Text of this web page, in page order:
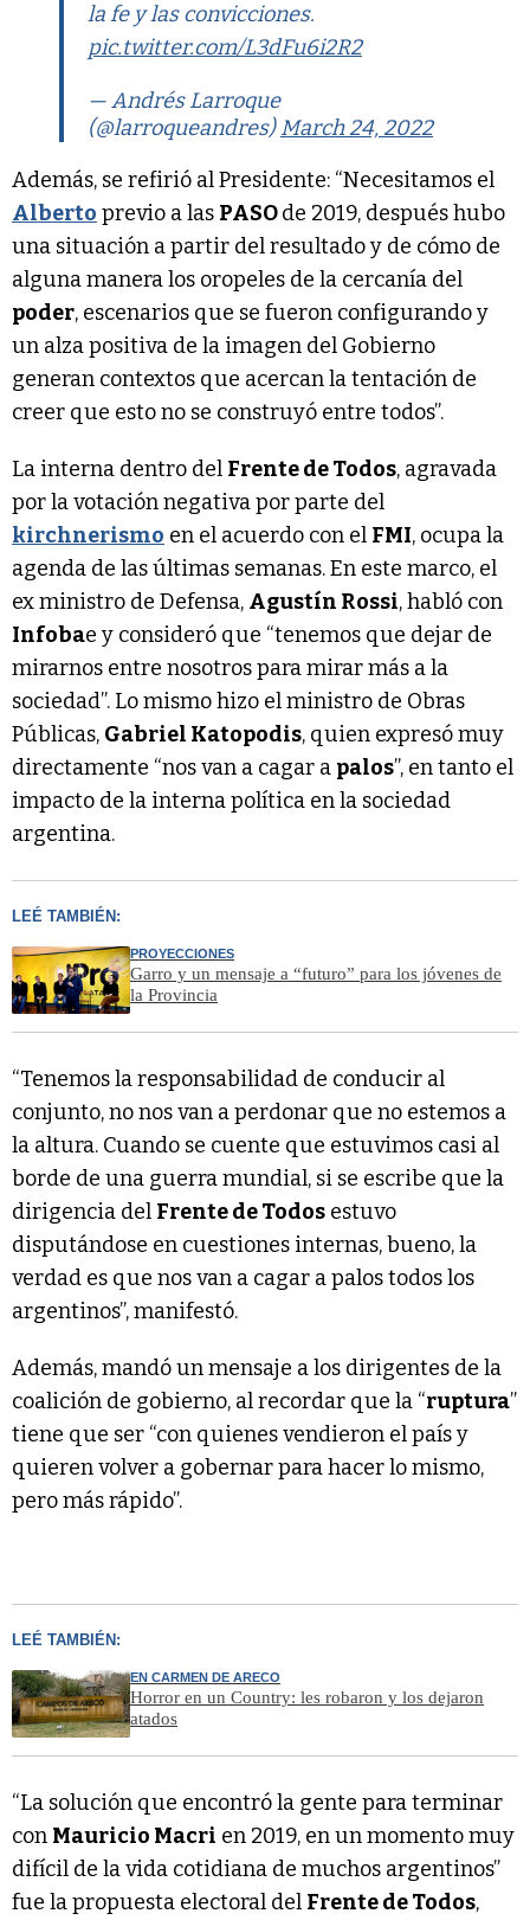
la fe y las convicciones.
pic.twitter.com/L3dFu6i2R2
— Andrés Larroque
(@larroqueandres)March 24, 2022
Además, se refirió al Presidente: “Necesitamos el
Alberto previo a las PASOde 2019, después hubo
una situación a partir del resultado y de cómo de
alguna manera los oropeles de la cercanía del
poder, escenarios que se fueron configurando y
un alza positiva de la imagen del Gobierno
generan contextos que acercan la tentación de
creer que esto no se construyó entre todos”.
La interna dentro del Frente de Todos, agravada
por la votación negativa por parte del
kirchnerismo en el acuerdo con el FMI, ocupa la
agenda de las últimas semanas. En este marco, el
ex ministro de Defensa, Agustín Rossi, habló con
Infobae y consideró que “tenemos que dejar de
mirarnos entre nosotros para mirar más a la
sociedad”. Lo mismo hizo el ministro de Obras
Públicas, Gabriel Katopodis, quien expresó muy
directamente “nos van a cagar a palos”, en tanto el
impacto de la interna política en la sociedad
argentina.
LEÉ TAMBIÉN:
PROYECCIONES
Garro y un mensaje a “futuro” para los jóvenes de
la Provincia
“Tenemos la responsabilidad de conducir al
conjunto, no nos van a perdonar que no estemos a
la altura. Cuando se cuente que estuvimos casi al
borde de una guerra mundial, si se escribe que la
dirigencia del Frente de Todos estuvo
disputándose en cuestiones internas, bueno, la
verdad es que nos van a cagar a palos todos los
argentinos”, manifestó.
Además, mandó un mensaje a los dirigentes de la
coalición de gobierno, al recordar que la “ruptura”
tiene que ser “con quienes vendieron el país y
quieren volver a gobernar para hacer lo mismo,
pero más rápido”.
LEÉ TAMBIÉN:
EN CARMEN DE ARECO
Horror en un Country: les robaron y los dejaron
atados
“La solución que encontró la gente para terminar
con Mauricio Macri en 2019, en un momento muy
difícil de la vida cotidiana de muchos argentinos”
fue la propuesta electoral del Frente de Todos,